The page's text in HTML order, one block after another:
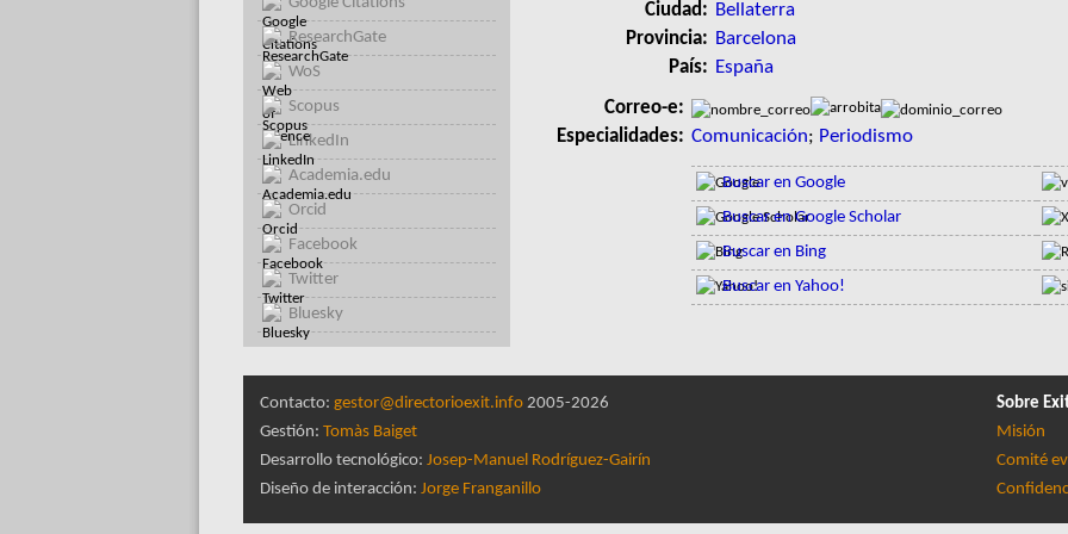
ResearchGate
WoS
Scopus
LinkedIn
Academia.edu
Orcid
Facebook
Twitter
Bluesky
Ciudad: Bellaterra
Provincia: Barcelona
País: España
Correo-e:
Especialidades: Comunicación; Periodismo
Buscar en Google
Buscar en Google Scholar
Buscar en Bing
Buscar en Yahoo!
Contacto: gestor@directorioexit.info 2005-2026
Gestión: Tomàs Baiget
Desarrollo tecnológico: Josep-Manuel Rodríguez-Gairín
Diseño de interacción: Jorge Franganillo
Sobre
Misión
Comité